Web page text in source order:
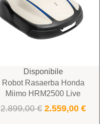
Disponibile
Robot Rasaerba Honda
Miimo HRM2500 Live
2.899,00€ 2.559,00 €